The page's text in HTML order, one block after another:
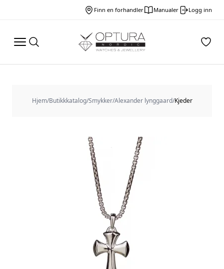
Finn en forhandler Manualer Logg inn
Hjem/Butikkkatalog/Smykker/Alexander lynggaard/Kjeder